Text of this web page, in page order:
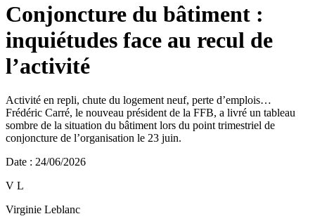
Conjoncture du bâtiment :
inquiétudes face au recul de
l’activité
Activité en repli, chute du logement neuf, perte d’emplois…
Frédéric Carré, le nouveau président de la FFB, a livré un tableau
sombre de la situation du bâtiment lors du point trimestriel de
conjoncture de l’organisation le 23 juin.
Date : 24/06/2026
V L
Virginie Leblanc